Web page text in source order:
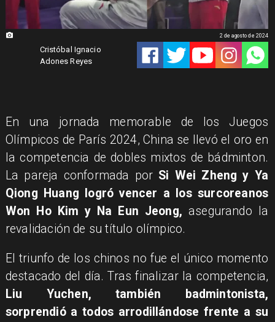
Cristóbal Ignacio
Adones Reyes
2 de agosto de 2024
En una jornada memorable de los Juegos
Olímpicos de París 2024, China se llevó el oro en
la competencia de dobles mixtos de bádminton.
La pareja conformada por Si Wei Zheng y Ya
Qiong Huang logró vencer a los surcoreanos
Won Ho Kim y Na Eun Jeong, asegurando la
revalidación de su título olímpico.
El triunfo de los chinos no fue el único momento
destacado del día. Tras finalizar la competencia,
Liu Yuchen, también badmintonista,
sorprendió a todos arrodillándose frente a su